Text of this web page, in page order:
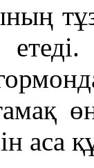
аса